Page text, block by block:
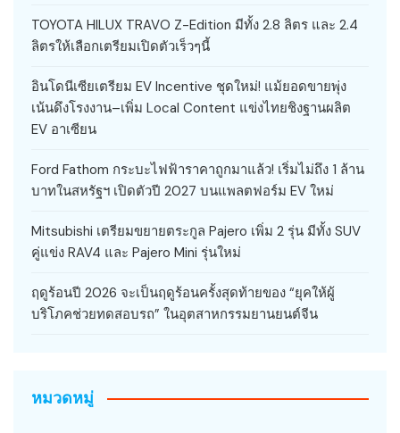
TOYOTA HILUX TRAVO Z-Edition มีทั้ง 2.8 ลิตร และ 2.4
ลิตรให้เลือกเตรียมเปิดตัวเร็วๆนี้
อินโดนีเซียเตรียม EV Incentive ชุดใหม่! แม้ยอดขายพุ่ง
เน้นดึงโรงงาน–เพิ่ม Local Content แข่งไทยชิงฐานผลิต
EV อาเซียน
Ford Fathom กระบะไฟฟ้าราคาถูกมาแล้ว! เริ่มไม่ถึง 1 ล้าน
บาทในสหรัฐฯ เปิดตัวปี 2027 บนแพลตฟอร์ม EV ใหม่
Mitsubishi เตรียมขยายตระกูล Pajero เพิ่ม 2 รุ่น มีทั้ง SUV
คู่แข่ง RAV4 และ Pajero Mini รุ่นใหม่
ฤดูร้อนปี 2026 จะเป็นฤดูร้อนครั้งสุดท้ายของ “ยุคให้ผู้
บริโภคช่วยทดสอบรถ” ในอุตสาหกรรมยานยนต์จีน
หมวดหมู่